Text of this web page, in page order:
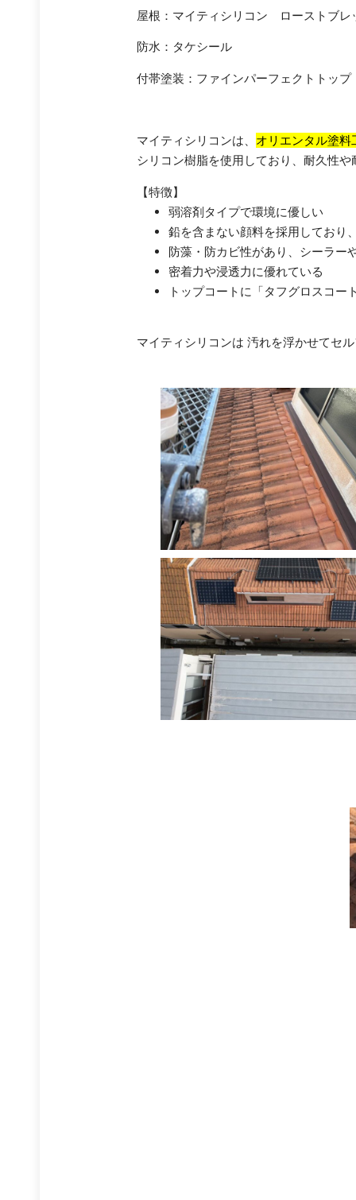
屋根：マイティシリコン ローストブ
防水：タケシール
付帯塗装：ファインパーフェクトトップ
マイティシリコンは、 オリエンタル塗
シリコン樹脂を使用しており、耐久性
【特徴】
弱溶剤タイプで環境に優しい
鉛を含まない顔料を採用しており
防藻・防カビ性があり、シーラー
密着力や浸透力に優れている
トップコートに「タフグロスコ
マイティシリコンは 汚れを浮かせてセ